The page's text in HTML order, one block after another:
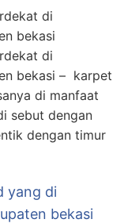
di
bekasi
di
bekasi – karpet
di manfaat
sebut dengan
dengan timur
yang di
bekasi